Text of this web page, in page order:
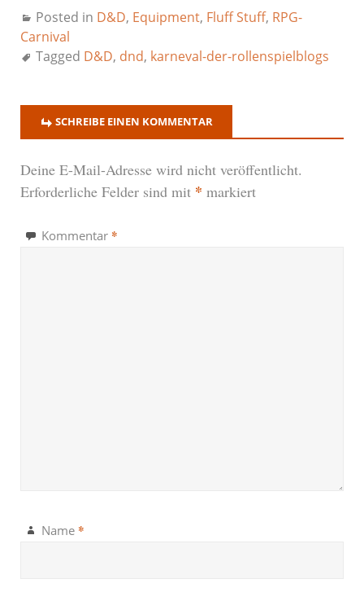
Posted in D&D, Equipment, Fluff Stuff, RPG-
Carnival
Tagged D&D, dnd, karneval-der-rollenspielblogs
SCHREIBE EINEN KOMMENTAR
Deine E-Mail-Adresse wird nicht veröffentlicht.
Erforderliche Felder sind mit * markiert
Kommentar *
Name *